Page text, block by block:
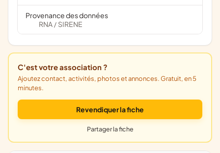
Provenance des données
RNA / SIRENE
C'est votre association ?
Ajoutez contact, activités, photos et annonces. Gratuit, en 5
minutes.
Revendiquer la fiche
Partager la fiche